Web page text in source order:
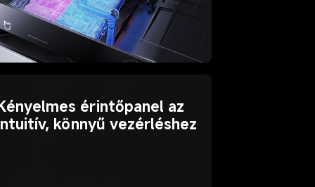
érintőpanel az
könnyű vezérléshez